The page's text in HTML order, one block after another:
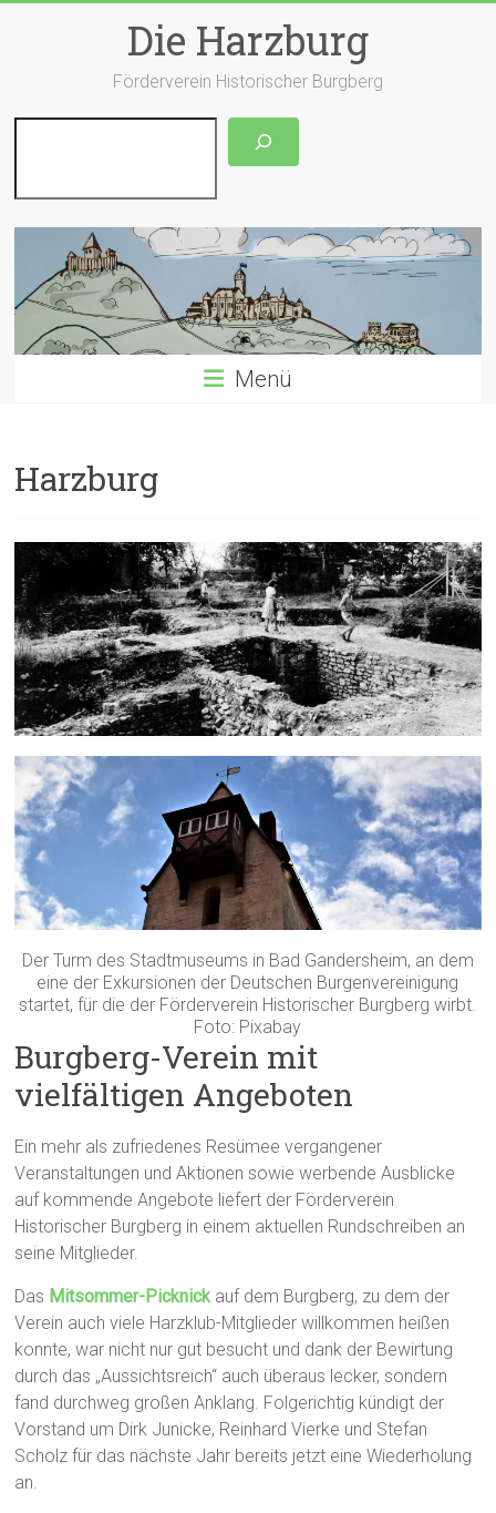
Die Harzburg
Förderverein Historischer Burgberg
Menü
Harzburg
Der Turm des Stadtmuseums in Bad Gandersheim, an dem
eine der Exkursionen der Deutschen Burgenvereinigung
startet, für die der Förderverein Historischer Burgberg wirbt.
Foto: Pixabay
Burgberg-Verein mit
vielfältigen Angeboten
Ein mehr als zufriedenes Resümee vergangener
Veranstaltungen und Aktionen sowie werbende Ausblicke
auf kommende Angebote liefert der Förderverein
Historischer Burgberg in einem aktuellen Rundschreiben an
seine Mitglieder.
Das Mitsommer-Picknick auf dem Burgberg, zu dem der
Verein auch viele Harzklub-Mitglieder willkommen heißen
konnte, war nicht nur gut besucht und dank der Bewirtung
durch das „Aussichtsreich“ auch überaus lecker, sondern
fand durchweg großen Anklang. Folgerichtig kündigt der
Vorstand um Dirk Junicke, Reinhard Vierke und Stefan
Scholz für das nächste Jahr bereits jetzt eine Wiederholung
an.